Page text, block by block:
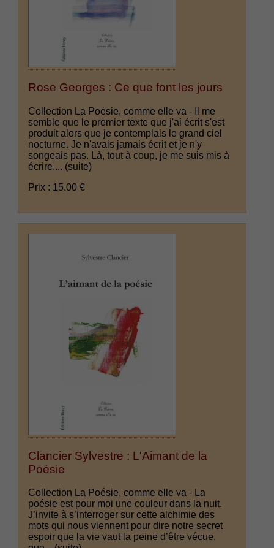
Rose Georges : Ce que font les jours
Collection La Poésie, comme elle va - Il me
semble que le premier texte que j'ai écrit s'est
produit alors que je contemplais le grand ciel
nocturne. Je n'avais jamais écrit et je n'y
songeais pas. Là, tout à coup, je me suis mis à
écrire.... (suite)
Prix : 15.00 €
Clancier Sylvestre : L'Aimant de la
Poésie
Collection La Poésie, comme elle va - La
poésie est pour moi une couleur dans la nuit.
J’invite à s’interroger sur cette alchimie des
mots qui nous viennent pour dire notre secret
espoir que la vie vaut la peine d’être vécue,